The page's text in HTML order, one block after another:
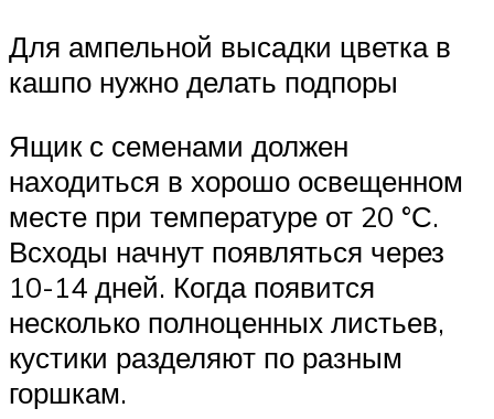
Для ампельной высадки цветка в
кашпо нужно делать подпоры
Ящик с семенами должен
находиться в хорошо освещенном
месте при температуре от 20 °С.
Всходы начнут появляться через
10-14 дней. Когда появится
несколько полноценных листьев,
кустики разделяют по разным
горшкам.